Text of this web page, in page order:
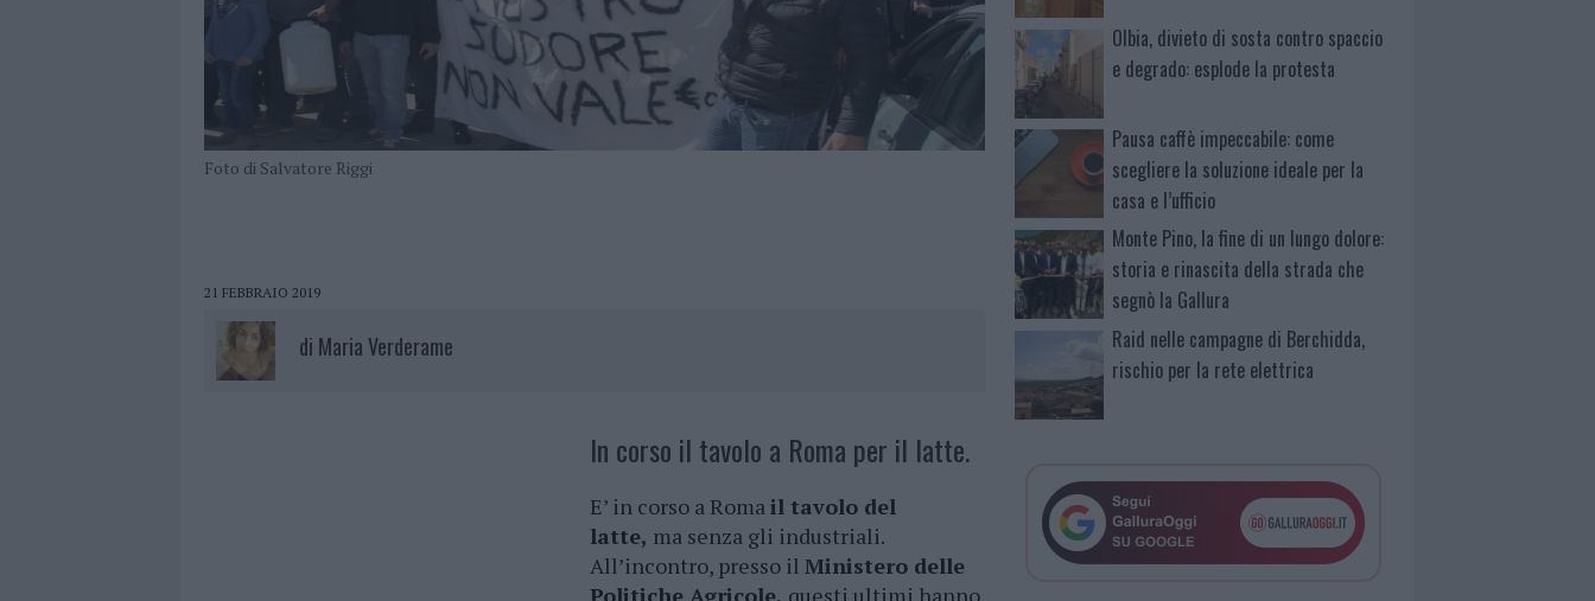
Foto di Salvatore Riggi
21 FEBBRAIO 2019
di Maria Verderame
In corso il tavolo a Roma per il latte.
E’ in corso a Romail tavolo del
latte, ma senza gli industriali.
All’incontro, presso il Ministero delle
Olbia, divieto di sosta contro spaccio
e degrado: esplode la protesta
Pausa caffè impeccabile: come
scegliere la soluzione ideale per la
casa e l’ufficio
Monte Pino, la fine di un lungo dolore:
storia e rinascita della strada che
segnò la Gallura
Raid nelle campagne di Berchidda,
rischio per la rete elettrica